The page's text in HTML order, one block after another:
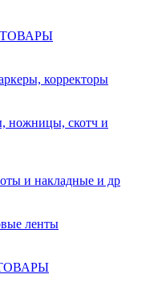
корректоры
ножницы, скотч и
и накладные и др
ленты